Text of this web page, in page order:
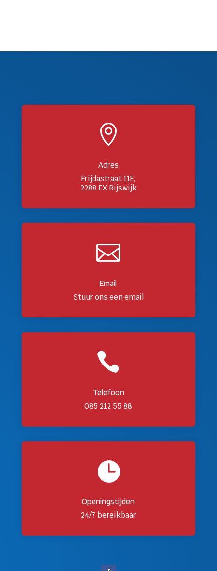

Adres
Frijdastraat 11F,
2288 EX Rijswijk

Email
Stuur ons een email

Telefoon
085 212 55 88

Openingstijden
24/7 bereikbaar